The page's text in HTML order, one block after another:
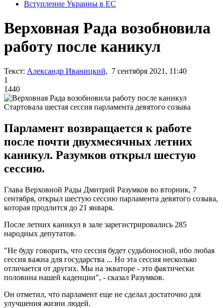
Вступление Украины в ЕС
Верховная Рада возобновила
работу после каникул
Текст: Александр Иваницкий, 7 сентября 2021, 11:40
1
1440
Стартовала шестая сессия парламента девятого созыва
Парламент возвращается к работе
после почти двухмесячных летних
каникул. Разумков открыл шестую
сессию.
Глава Верховной Рады Дмитрий Разумков во вторник, 7
сентября, открыл шестую сессию парламента девятого созыва,
которая продлится до 21 января.
После летних каникул в зале зарегистрировались 285
народных депутатов.
"Не буду говорить, что сессия будет судьбоносной, ибо любая
сессия важна для государства ... Но эта сессия несколько
отличается от других. Мы на экваторе - это фактически
половина нашей каденции", - сказал Разумков.
Он отметил, что парламент еще не сделал достаточно для
улучшения жизни людей.